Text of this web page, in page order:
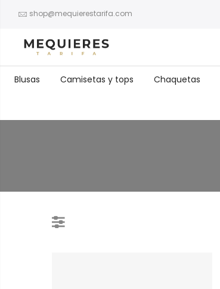
shop@mequierestarifa.com
Blusas Camisetas y tops Chaquetas